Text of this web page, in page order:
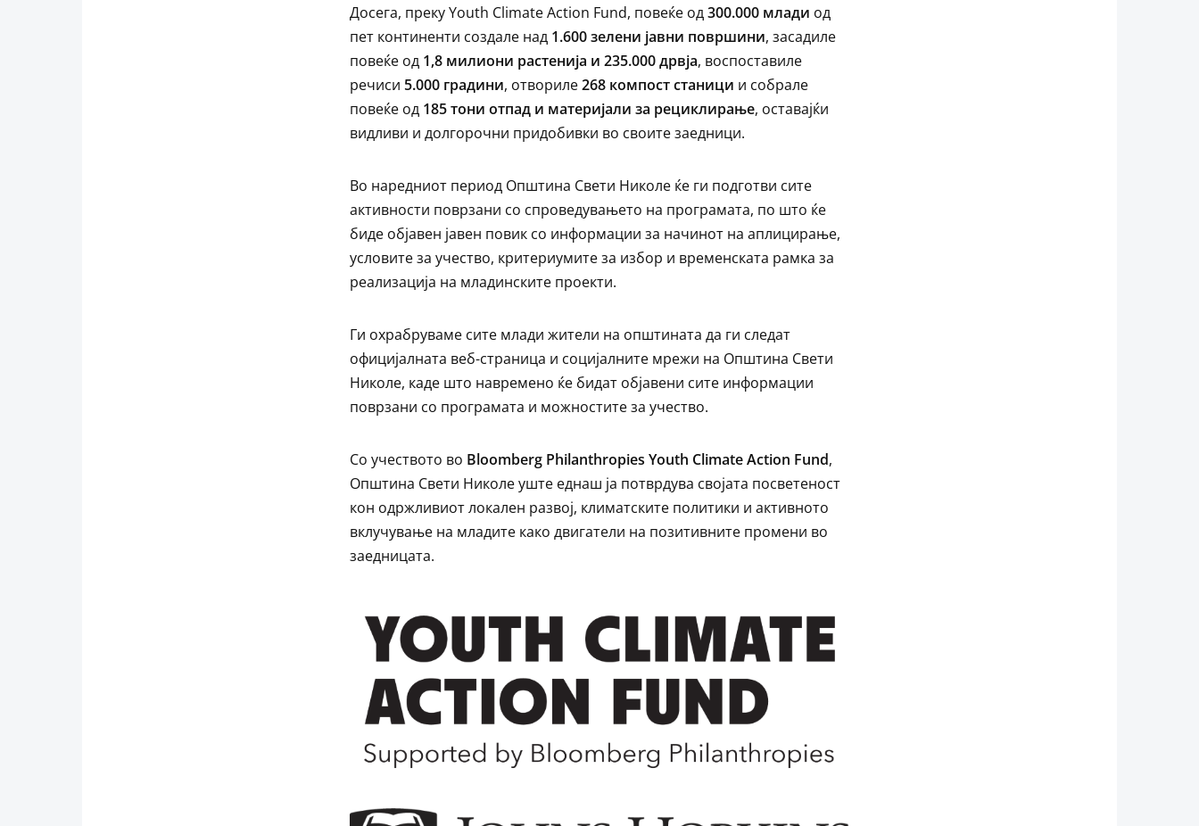
Досега, преку Youth Climate Action Fund, повеќе од300.000 млади од
пет континенти создале над 1.600 зелени јавни површини, засадиле
повеќе од 1,8 милиони растенија и 235.000 дрвја, воспоставиле
речиси 5.000 градини, отвориле268 компост станици и собрале
повеќе од 185 тони отпад и материјали за рециклирање, оставајќи
видливи и долгорочни придобивки во своите заедници.
Во наредниот период Општина Свети Николе ќе ги подготви сите
активности поврзани со спроведувањето на програмата, по што ќе
биде објавен јавен повик со информации за начинот на аплицирање,
условите за учество, критериумите за избор и временската рамка за
реализација на младинските проекти.
Ги охрабруваме сите млади жители на општината да ги следат
официјалната веб-страница и социјалните мрежи на Општина Свети
Николе, каде што навремено ќе бидат објавени сите информации
поврзани со програмата и можностите за учество.
Со учеството во Bloomberg Philanthropies Youth Climate Action Fund,
Општина Свети Николе уште еднаш ја потврдува својата посветеност
кон одржливиот локален развој, климатските политики и активното
вклучување на младите како двигатели на позитивните промени во
заедницата.